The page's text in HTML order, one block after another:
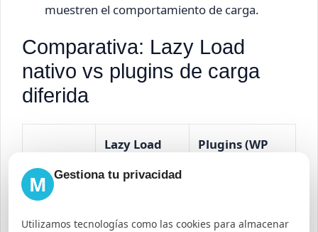
muestren el comportamiento de carga.
Comparativa: Lazy Load
nativo vs plugins de carga
diferida
Caracterí
stica
Lazy Load
Nativo
Plugins (WP
M Gestiona tu privacidad
Utilizamos tecnologías como las cookies para almacenar